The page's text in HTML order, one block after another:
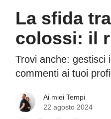
La sfida
colossi: il
Trovi anche: gestisci
commenti ai tuoi
Ai miei Tempi
22 agosto 2024